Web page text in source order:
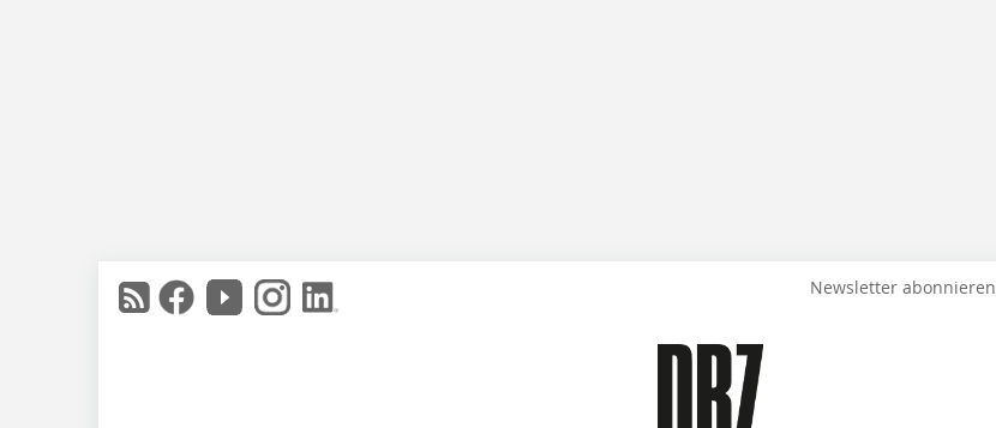
Newsletter abonnieren